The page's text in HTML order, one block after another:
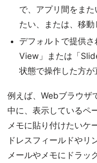
で、アプリ間をま
たい、または、移動
デフォルトで提供
View」または「
状態で操作した方
例えば、Webブラウザ
中に、表示しているペ
メモに貼り付けたいケ
ドレスフィールドやリ
メールやメモにドラッ